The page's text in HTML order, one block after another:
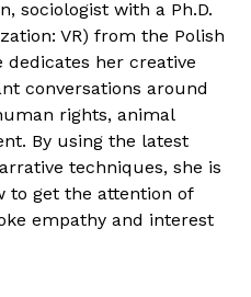
sociologist with a Ph.D.
VR) from the Polish
dedicates her creative
conversations around
rights, animal
By using the latest
techniques, she is
to get the attention of
empathy and interest